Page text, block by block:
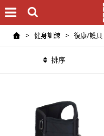
> 健身訓練 > 復康/護具
排序